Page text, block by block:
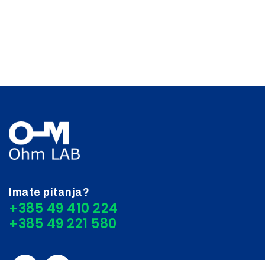
Imate pitanja?
+385 49 410 224